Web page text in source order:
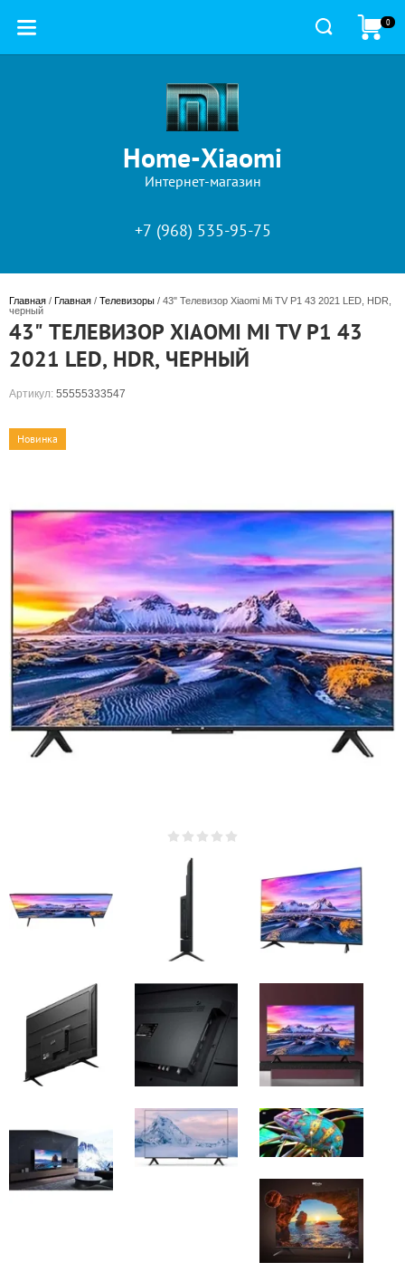
Home-Xiaomi
Интернет-магазин
+7 (968) 535-95-75
0
Главная / Главная / Телевизоры / 43" Телевизор Xiaomi Mi TV P1 43 2021 LED, HDR,
черный
43" ТЕЛЕВИЗОР XIAOMI MI TV P1 43
2021 LED, HDR, ЧЕРНЫЙ
Артикул: 55555333547
Новинка